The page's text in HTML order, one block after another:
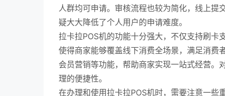
人群均可申请。审核流程也较为简化，线上提
疑大大降低了个人用户的申请难度。
拉卡拉POS机的功能十分强大，不仅支持刷卡
使得商家能够覆盖线下消费全场景，满足消费
会员营销等功能，帮助商家实现一站式经营。
理的便捷性。
在办理和使用拉卡拉POS机时，需要注意一些